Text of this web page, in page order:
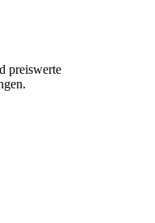
preiswerte